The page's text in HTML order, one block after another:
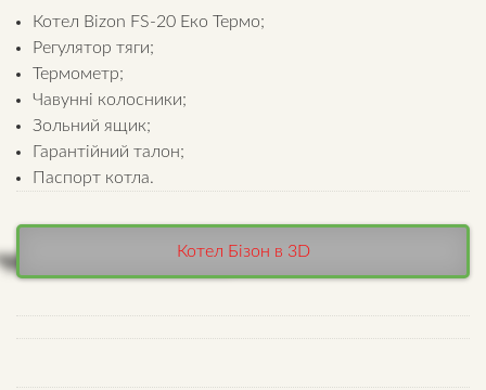
Котел Bizon FS-20 Еко Термо;
Регулятор тяги;
Термометр;
Чавунні колосники;
Зольний ящик;
Гарантійний талон;
Паспорт котла.
Котел Бізон в 3D